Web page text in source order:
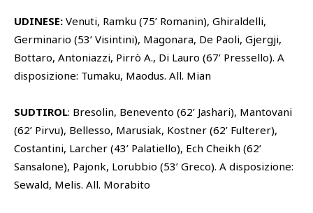
UDINESE: Venuti, Ramku (75’ Romanin), Ghiraldelli,
Germinario (53’ Visintini), Magonara, De Paoli, Gjergji,
Bottaro, Antoniazzi, Pirrò A., Di Lauro (67’ Pressello). A
disposizione: Tumaku, Maodus. All. Mian
SUDTIROL: Bresolin, Benevento (62’ Jashari), Mantovani
(62’ Pirvu), Bellesso, Marusiak, Kostner (62’ Fulterer),
Costantini, Larcher (43’ Palatiello), Ech Cheikh (62’
Sansalone), Pajonk, Lorubbio (53’ Greco). A disposizione:
Sewald, Melis. All. Morabito